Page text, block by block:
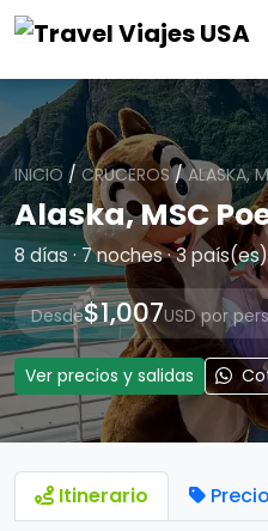
INICIO /CRUCEROS/ALASKA,
Alaska, MSC
8 días · 7 noches · 3 país(es)
Desde$1,007USD por
Ver precios y salidas
Itinerario